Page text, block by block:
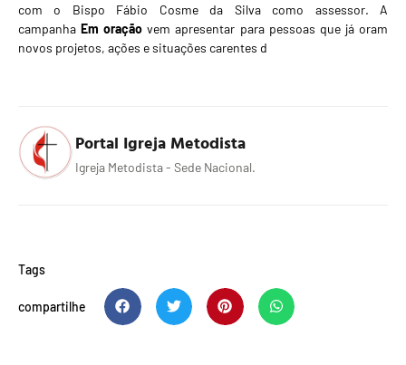
com o Bispo Fábio Cosme da Silva como assessor. A
campanhaEm oração vem apresentar para pessoas que já oram
novos projetos, ações e situações carentes d
Portal Igreja Metodista
Igreja Metodista - Sede Nacional.
Tags
compartilhe